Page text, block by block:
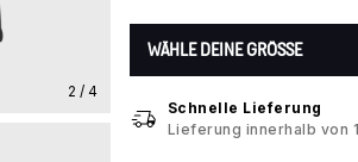
2 / 4
WÄHLE DEINE GRÖSSE
Schnelle Lieferung
Lieferung innerhalb von